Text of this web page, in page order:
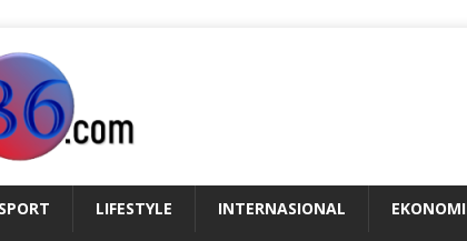
SPORT LIFESTYLE INTERNASIONAL EKONOMI